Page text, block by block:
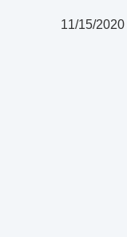
11/15/2020